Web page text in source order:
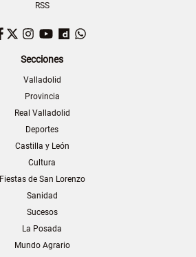
RSS
Facebook
TwitterInstagram
YouTubeDailymotion
Secciones
Valladolid
Provincia
Real Valladolid
Deportes
Castilla y León
Cultura
Fiestas de San Lorenzo
Sanidad
Sucesos
La Posada
Mundo Agrario